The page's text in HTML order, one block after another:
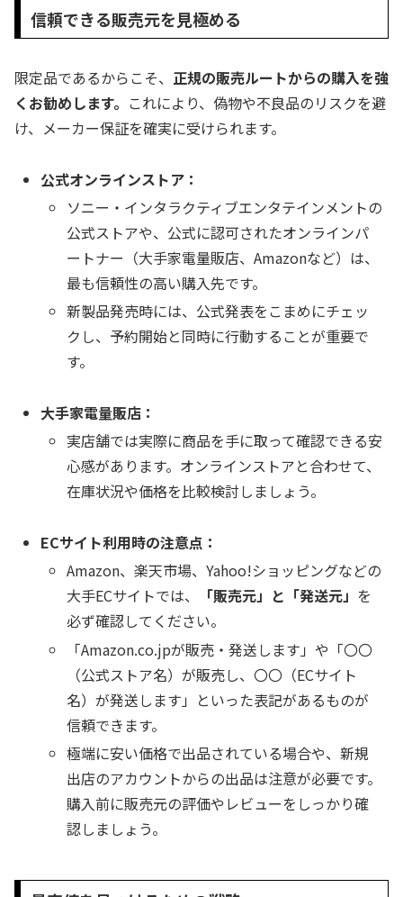
信頼できる販売元を見極める
限定品であるからこそ、 正規の販売ルートからの購入を強
くお勧めします。 これにより、偽物や不良品のリスクを避
け、メーカー保証を確実に受けられます。
公式オンラインストア：
ソニー・インタラクティブエンタテインメントの
公式ストアや、公式に認可されたオンラインパ
ートナー（大手家電量販店、Amazonなど）は、
最も信頼性の高い購入先です。
新製品発売時には、公式発表をこまめにチェッ
クし、予約開始と同時に行動することが重要で
す。
大手家電量販店：
実店舗では実際に商品を手に取って確認できる安
心感があります。オンラインストアと合わせて、
在庫状況や価格を比較検討しましょう。
ECサイト利用時の注意点：
Amazon、楽天市場、Yahoo!ショッピングなどの
大手ECサイトでは、
「販売元」と「発送元」 を
必ず確認してください。
「Amazon.co.jpが販売・発送します」や「〇〇
（公式ストア名）が販売し、〇〇（ECサイト
名）が発送します」といった表記があるものが
信頼できます。
極端に安い価格で出品されている場合や、新規
出店のアカウントからの出品は注意が必要です。
購入前に販売元の評価やレビューをしっかり確
認しましょう。